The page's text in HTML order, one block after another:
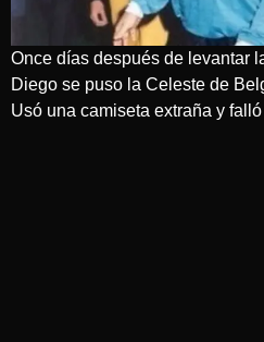
Once días después de levantar
Diego se puso la Celeste de
Usó una camiseta extraña y